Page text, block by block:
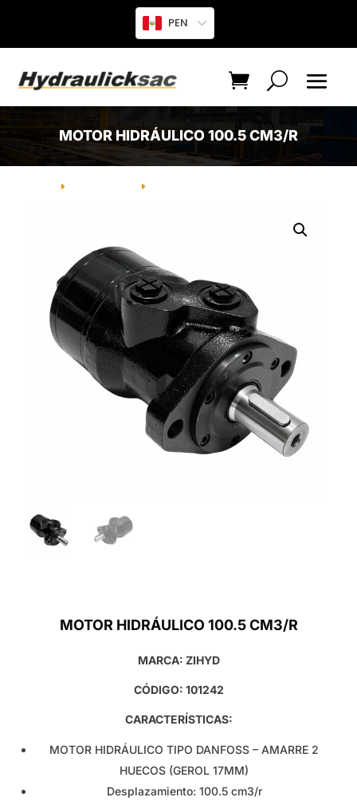
PEN
MOTOR HIDRÁULICO 100.5 CM3/R
E E
MOTOR HIDRÁULICO 100.5 CM3/R
MARCA: ZIHYD
CÓDIGO: 101242
CARACTERÍSTICAS:
MOTOR HIDRÁULICO TIPO DANFOSS – AMARRE 2
HUECOS (GEROL 17MM)
Desplazamiento: 100.5 cm3/r